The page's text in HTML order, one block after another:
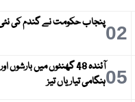
02پنجاب حکومت نے گندم کی
05
آئندہ 48 گھنٹوں میں
ہنگامی تیاریاں تیز